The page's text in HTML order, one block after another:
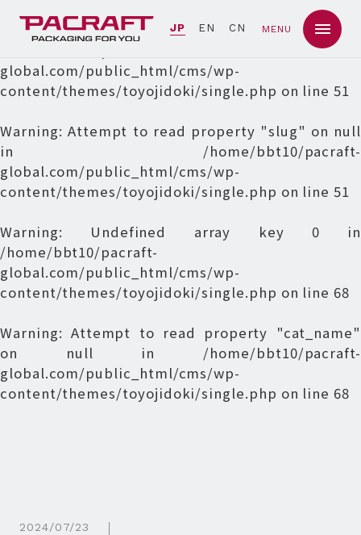
JP EN CN MENU
Warning: Undefined array key 0 in
global.com/public_html/cms/wp-
content/themes/toyojidoki/single.php on line51
Warning: Attempt to read property "slug" on null
in /home/bbt10/pacraft-
global.com/public_html/cms/wp-
content/themes/toyojidoki/single.php on line51
Warning: Undefined array key 0 in
/home/bbt10/pacraft-
global.com/public_html/cms/wp-
content/themes/toyojidoki/single.php on line 68
Warning: Attempt to read property "cat_name"
on null in /home/bbt10/pacraft-
global.com/public_html/cms/wp-
content/themes/toyojidoki/single.php on line 68
2024/07/23